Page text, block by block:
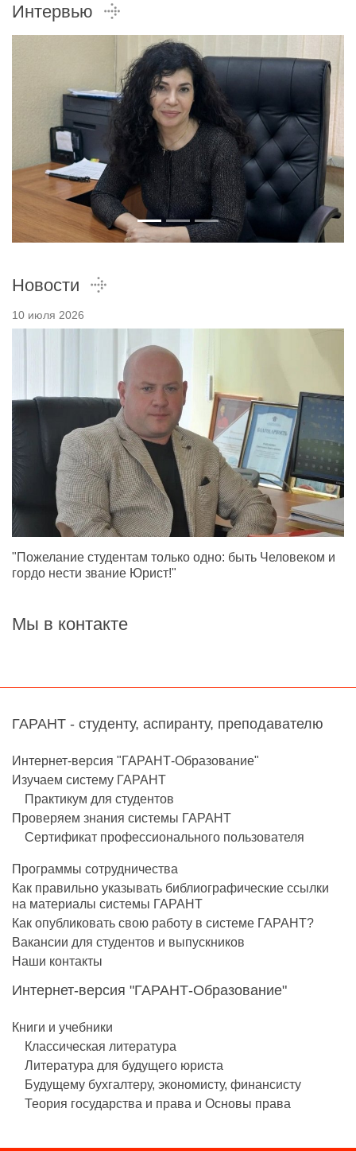
Интервью
Новости
10 июля 2026
"Пожелание студентам только одно: быть Человеком и
гордо нести звание Юрист!"
Мы в контакте
ГАРАНТ - студенту, аспиранту, преподавателю
Интернет-версия "ГАРАНТ-Образование"
Изучаем систему ГАРАНТ
Практикум для студентов
Проверяем знания системы ГАРАНТ
Сертификат профессионального пользователя
Программы сотрудничества
Как правильно указывать библиографические ссылки
на материалы системы ГАРАНТ
Как опубликовать свою работу в системе ГАРАНТ?
Вакансии для студентов и выпускников
Наши контакты
Интернет-версия "ГАРАНТ-Образование"
Книги и учебники
Классическая литература
Литература для будущего юриста
Будущему бухгалтеру, экономисту, финансисту
Теория государства и права и Основы права